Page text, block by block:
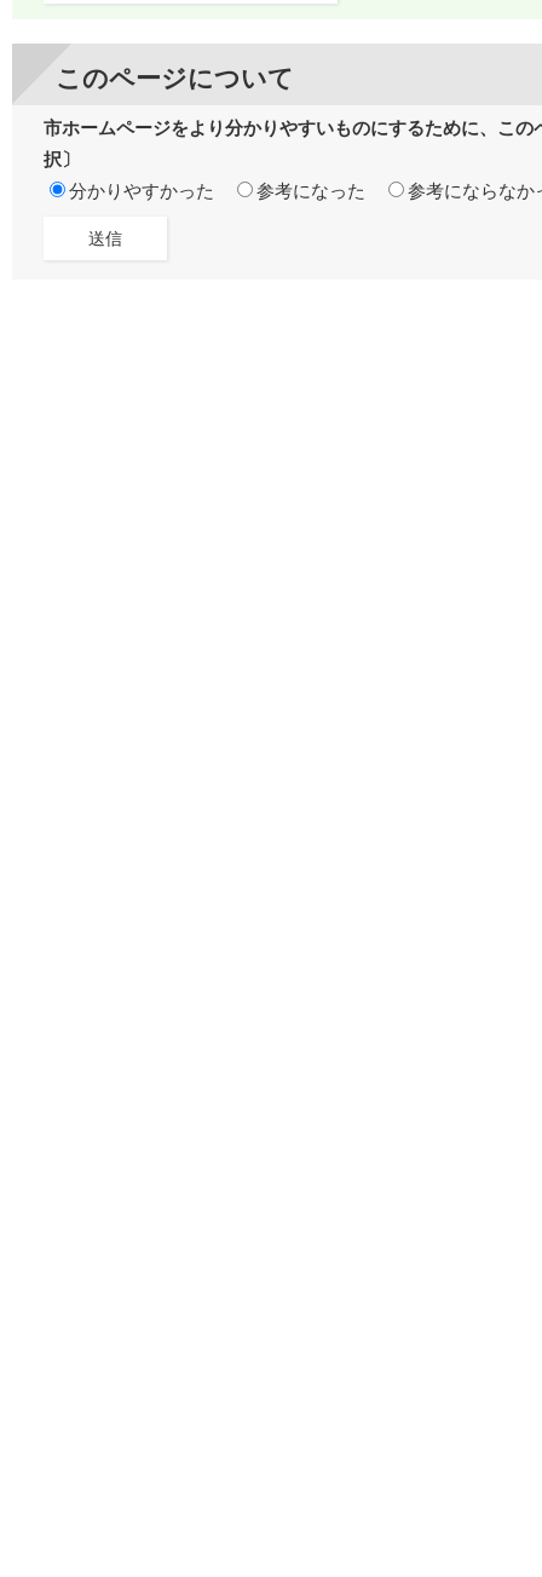
このページについて
市ホームページをより分かりやすいものにするために、こ
択〕
分かりやすかった
参考になった 参考にならなか